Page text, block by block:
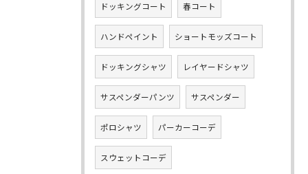
ドッキングコート 春コート
ハンドペイント ショートモッズコート
ドッキングシャツ レイヤードシャツ
サスペンダーパンツ サスペンダー
ポロシャツ パーカーコーデ
スウェットコーデ